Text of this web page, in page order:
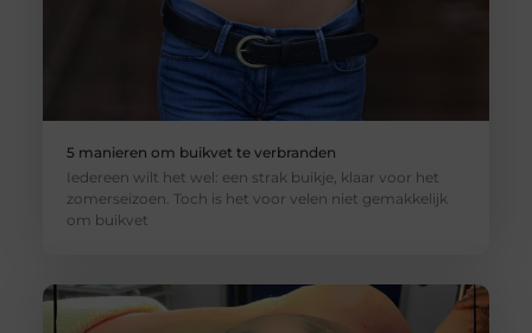
5 manieren om buikvet te verbranden
Iedereen wilt het wel: een strak buikje, klaar voor het
zomerseizoen. Toch is het voor velen niet gemakkelijk
om buikvet